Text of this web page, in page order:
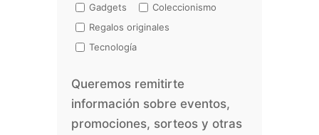
Gadgets
Coleccionismo
Regalos originales
Tecnología
Queremos remitirte
información sobre eventos,
promociones, sorteos y otras